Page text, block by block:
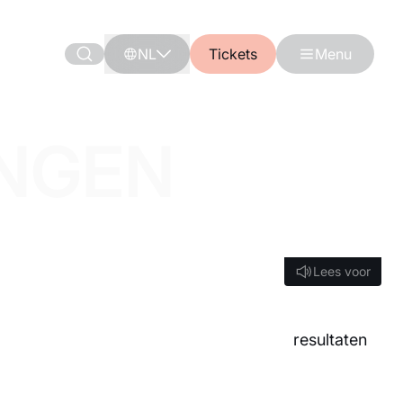
NL Tickets Menu
Lees voor
Lees voor
resultaten